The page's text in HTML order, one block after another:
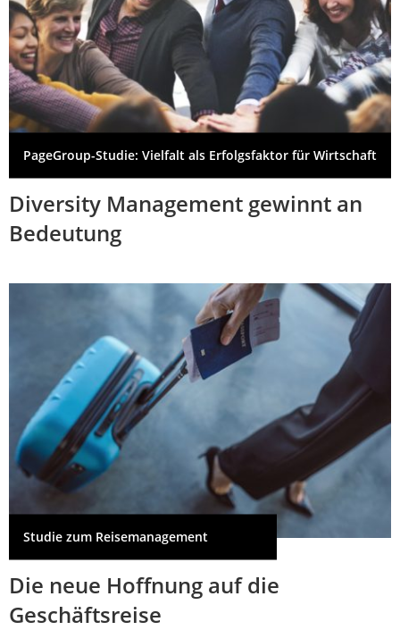
PageGroup-Studie: Vielfalt als Erfolgsfaktor für Wirtschaft
Diversity Management gewinnt an
Bedeutung
Studie zum Reisemanagement
Die neue Hoffnung auf die
Geschäftsreise